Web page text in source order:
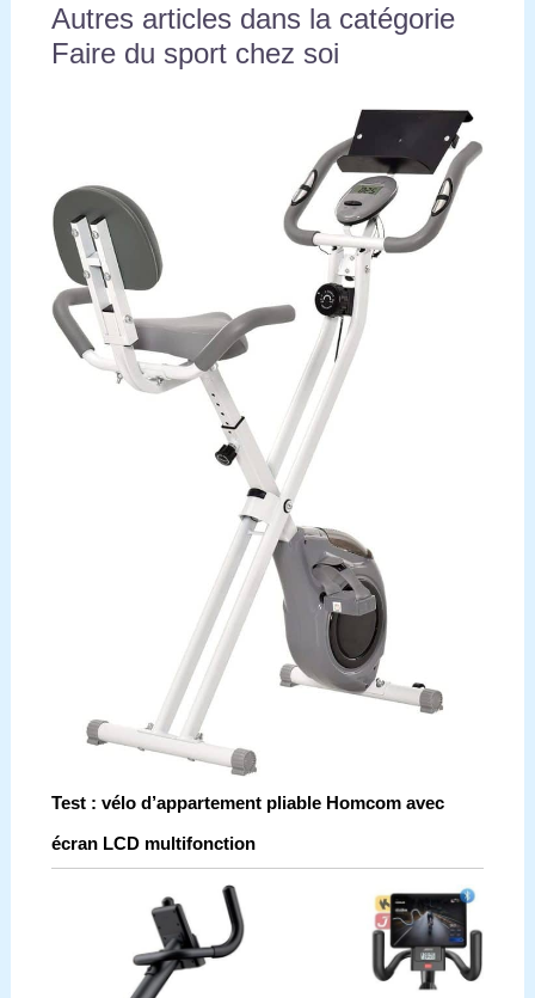
Autres articles dans la catégorie
Faire du sport chez soi
Test : vélo d’appartement pliable Homcom avec
écran LCD multifonction